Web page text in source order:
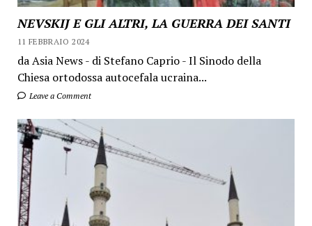
NEVSKIJ E GLI ALTRI, LA GUERRA DEI SANTI
11 FEBBRAIO 2024
da Asia News - di Stefano Caprio - Il Sinodo della
Chiesa ortodossa autocefala ucraina...
Leave a Comment